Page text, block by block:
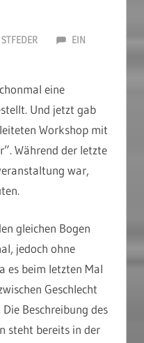
STFEDER
EIN
eine
Und jetzt gab
Workshop mit
Während der letzte
war,
gleichen Bogen
jedoch ohne
es beim letzten Mal
Geschlecht
Beschreibung des
steht bereits in der